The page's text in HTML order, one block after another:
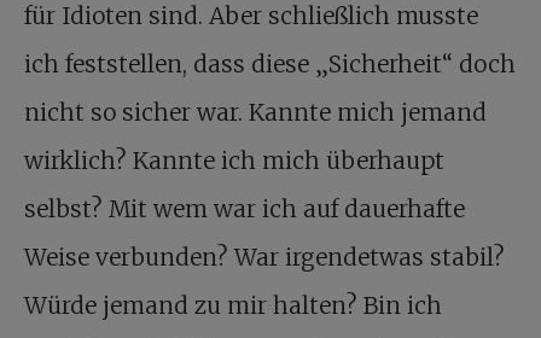
für Idioten sind. Aber schließlich musste
ich feststellen, dass diese „Sicherheit“ doch
nicht so sicher war. Kannte mich jemand
wirklich? Kannte ich mich überhaupt
selbst? Mit wem war ich auf dauerhafte
Weise verbunden? War irgendetwas stabil?
Würde jemand zu mir halten? Bin ich